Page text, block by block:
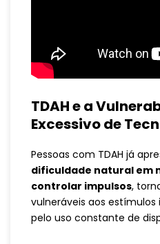
TDAH e a
Excessivo de
Pessoas com TDAH já
dificuldade natural em
controlar impulsos,
vulneráveis aos
pelo uso constante de